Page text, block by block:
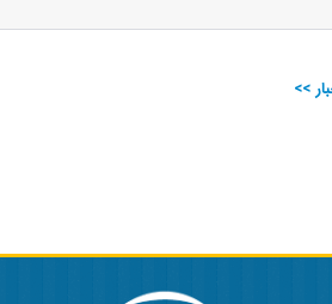
>>